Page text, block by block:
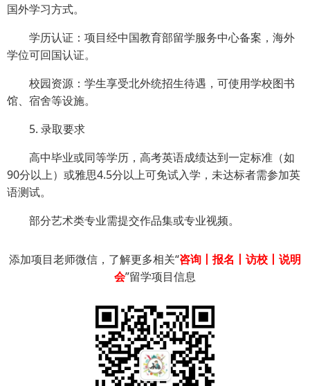
国外学习方式。
学历认证：项目经中国教育部留学服务中心备案，海外
学位可回国认证。
校园资源：学生享受北外统招生待遇，可使用学校图书
馆、宿舍等设施。
5. 录取要求
高中毕业或同等学历，高考英语成绩达到一定标准（如
90分以上）或雅思4.5分以上可免试入学，未达标者需参加英
语测试。
部分艺术类专业需提交作品集或专业视频。
添加项目老师微信，了解更多相关“咨询丨报名丨访校丨说明
会”留学项目信息